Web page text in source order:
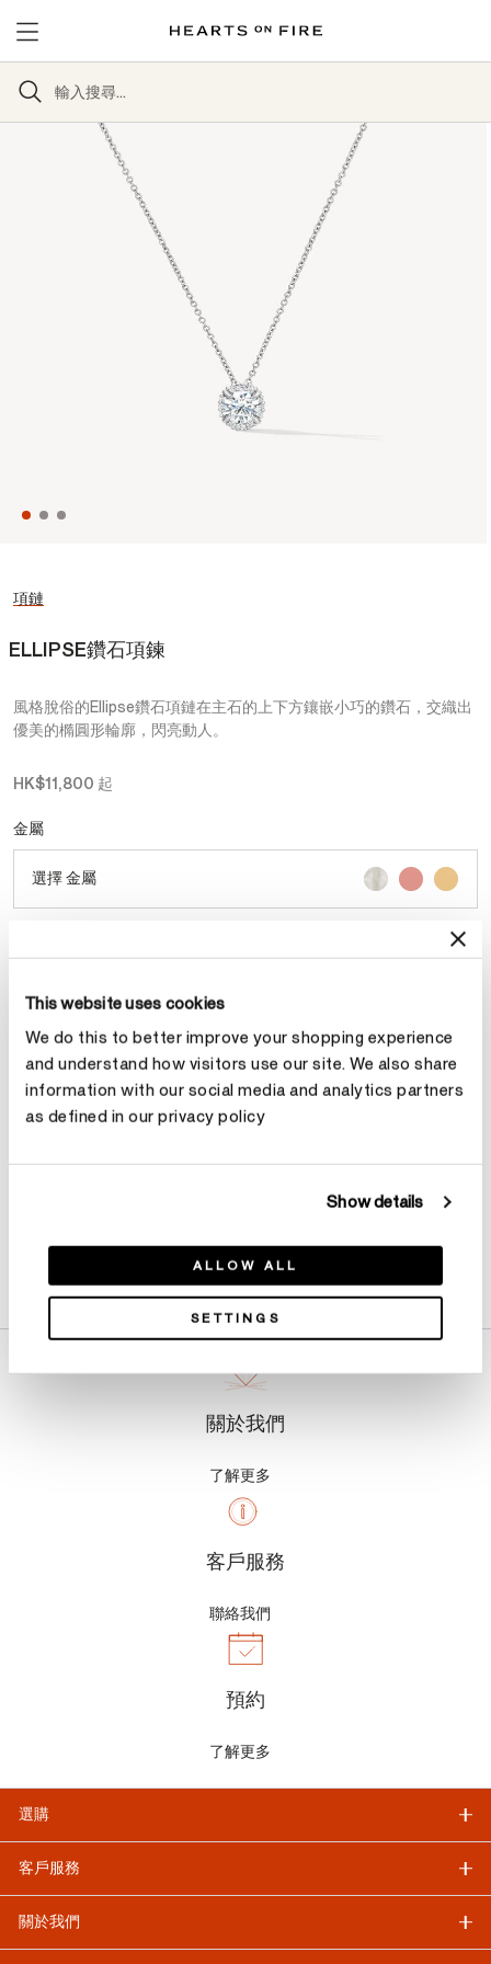
This website uses cookies
We do this to better improve your shopping experience
and understand how visitors use our site. We also share
information with our social media and analytics partners
as defined in our privacy policy
Show details
ALLOW ALL
SETTINGS
項鏈
ELLIPSE鑽石項鍊
風格脫俗的Ellipse鑽石項鏈在主石的上下方鑲嵌小巧的鑽石，交織出
優美的橢圓形輪廓，閃亮動人。
HK$11,800 起
金屬
選擇 金屬
選擇 克拉總重
預約
關於我們
了解更多
客戶服務
聯絡我們
預約
了解更多
選購
客戶服務
關於我們